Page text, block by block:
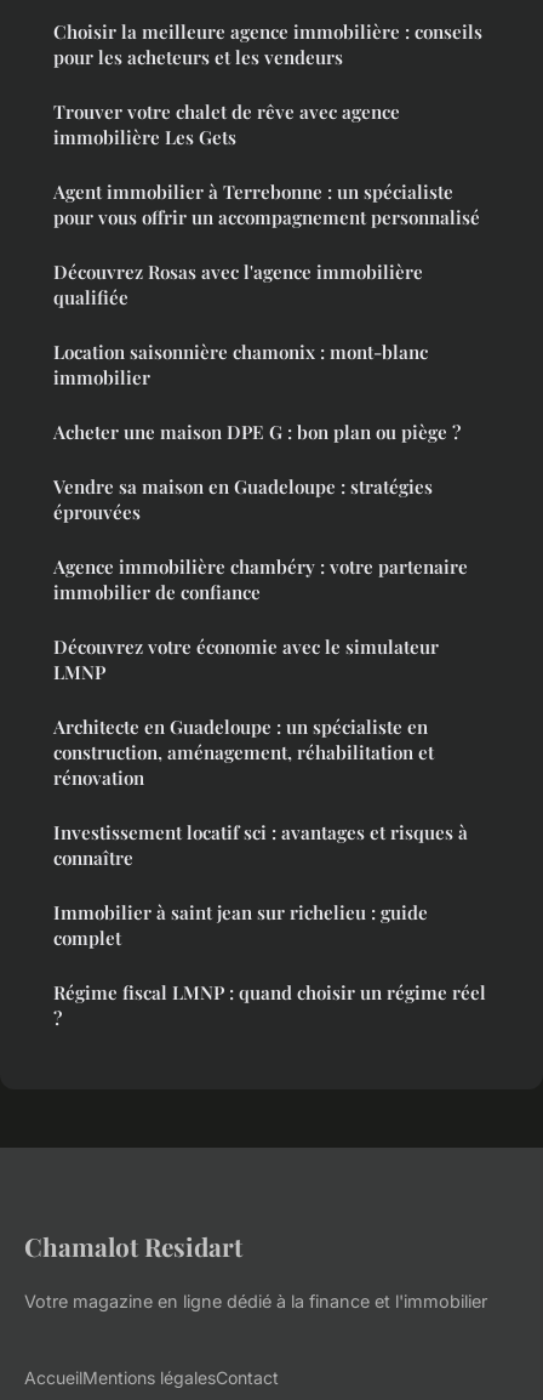
Choisir la meilleure agence immobilière : conseils
pour les acheteurs et les vendeurs
Trouver votre chalet de rêve avec agence
immobilière Les Gets
Agent immobilier à Terrebonne : un spécialiste
pour vous offrir un accompagnement personnalisé
Découvrez Rosas avec l'agence immobilière
qualifiée
Location saisonnière chamonix : mont-blanc
immobilier
Acheter une maison DPE G : bon plan ou piège ?
Vendre sa maison en Guadeloupe : stratégies
éprouvées
Agence immobilière chambéry : votre partenaire
immobilier de confiance
Découvrez votre économie avec le simulateur
LMNP
Architecte en Guadeloupe : un spécialiste en
construction, aménagement, réhabilitation et
rénovation
Investissement locatif sci : avantages et risques à
connaître
Immobilier à saint jean sur richelieu : guide
complet
Régime fiscal LMNP : quand choisir un régime réel
?
Chamalot Residart
Votre magazine en ligne dédié à la finance et l'immobilier
AccueilMentions légalesContact